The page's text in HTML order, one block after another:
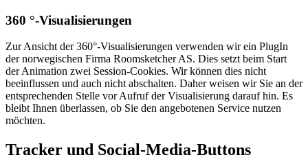
360 °-Visualisierungen
Zur Ansicht der 360°-Visualisierungen verwenden wir ein PlugIn
der norwegischen Firma Roomsketcher AS. Dies setzt beim Start
der Animation zwei Session-Cookies. Wir können dies nicht
beeinflussen und auch nicht abschalten. Daher weisen wir Sie an der
entsprechenden Stelle vor Aufruf der Visualisierung darauf hin. Es
bleibt Ihnen überlassen, ob Sie den angebotenen Service nutzen
möchten.
Tracker und Social-Media-Buttons